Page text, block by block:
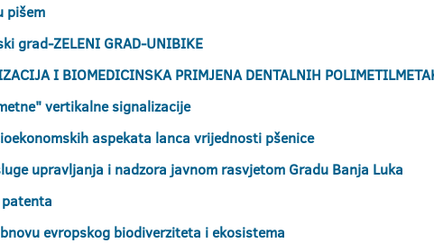
pišem
grad-ZELENI GRAD-UNIBIKE
I BIOMEDICINSKA PRIMJENA DENTALNIH
vertikalne signalizacije
aspekata lanca vrijednosti pšenice
upravljanja i nadzora javnom rasvjetom Gradu Banja Luka
evropskog biodiverziteta i ekosistema